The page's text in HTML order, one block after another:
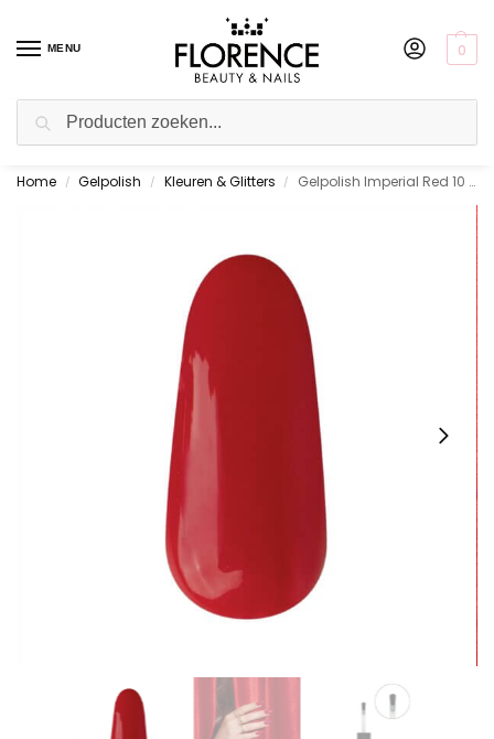
MENU 0
Gratis ophalen in de showroom
Home / Gelpolish / Kleuren & Glitters / Gelpolish Imperial Red 10 ml.